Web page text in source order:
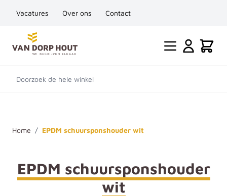
Vacatures Over ons Contact
Ga naar de inhoud
Cart
Doorzoek de hele winkel
Home / EPDM schuursponshouder wit
EPDM schuursponshouder
wit